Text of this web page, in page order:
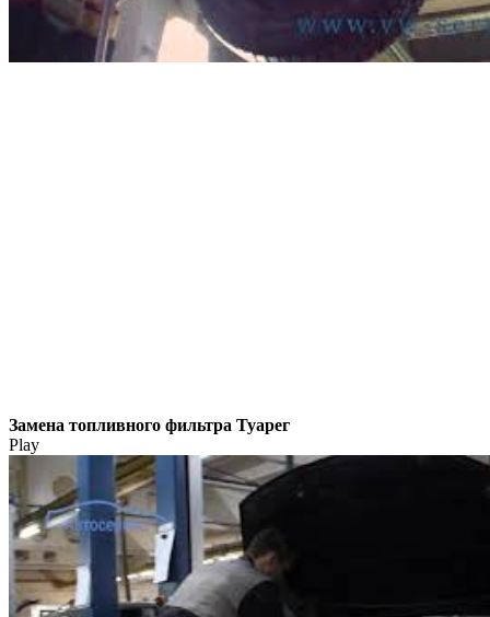
Замена топливного фильтра Туарег
Play